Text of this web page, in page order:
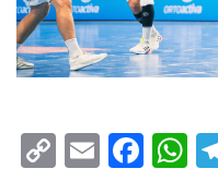
C
E
F